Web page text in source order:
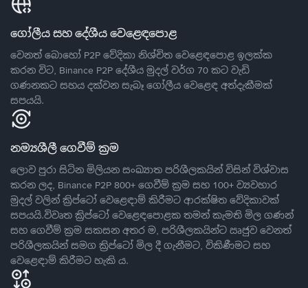
ගෝලීය සහ දේශීය වෙළෙඳපොළ
වෙනත් බොහෝ P2P වේදිකා නිශ්චිත වෙළෙඳපොළ ඉලක්ක
කරන විට, Binance P2P දේශීය මුදල් වර්ග 70 කට වැඩි
ගණනකට සහය දක්වන සැබෑ ගෝලීය වෙළෙඳ අත්දැකීමක්
සපයයි.
නම්‍යශීලී ගෙවීම් ක්‍රම
ලොව පුරා සිටින මිලියන සංඛ්‍යාත පරිශීලකයින් විසින් විශ්වාස
කරන ලද, Binance P2P 800+ ගෙවීම් ක්‍රම සහ 100+ ව්‍යවහාර
මුදල් වලින් ක්‍රිප්ටෝ වෙළෙඳාම් කිරීමට ආරක්ෂිත වේදිකාවක්
සපයයි.විවෘත ක්‍රිප්ටෝ වෙළෙඳපොළක තමන් කැමති මිල ගණන්
සහ ගෙවීම් ක්‍රම සකසන අතර ම, පරිශීලකයින්ට ඍජුව වෙනත්
පරිශීලකයින් සමග ක්‍රිප්ටෝ මිල දී ගැනීමට, විකිණීමට සහ
වෙළෙඳාම් කිරීමට හැකි ය.